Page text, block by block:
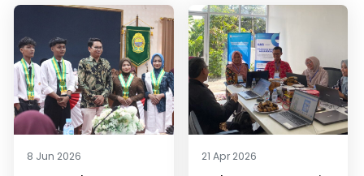
8 Jun 2026 21 Apr 2026